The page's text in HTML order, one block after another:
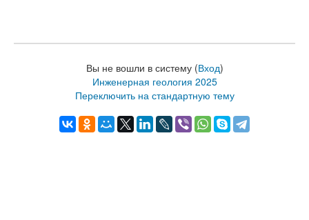
Вы не вошли в систему (Вход)
Инженерная геология 2025
Переключить на стандартную тему